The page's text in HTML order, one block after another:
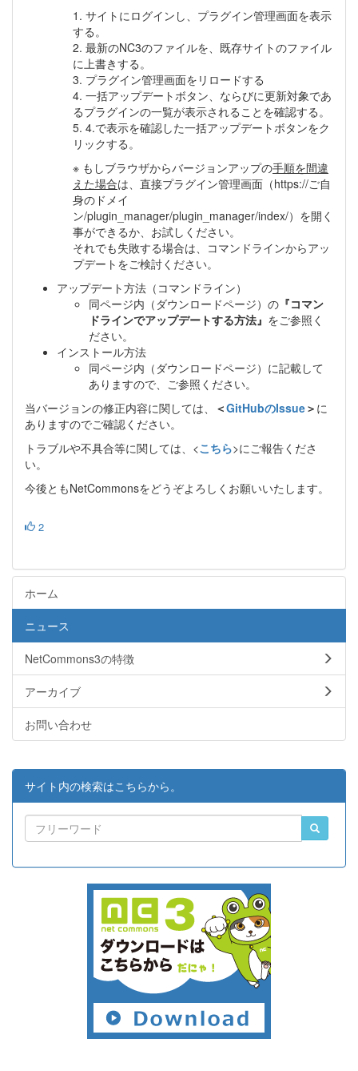
1. サイトにログインし、プラグイン管理画面を表示
する。
2. 最新のNC3のファイルを、既存サイトのファイル
に上書きする。
3. プラグイン管理画面をリロードする
4. 一括アップデートボタン、ならびに更新対象であ
るプラグインの一覧が表示されることを確認する。
5. 4.で表示を確認した一括アップデートボタンをク
リックする。
※ もしブラウザからバージョンアップの手順を間違
えた場合は、直接プラグイン管理画面（https://ご自
身のドメイ
ン/plugin_manager/plugin_manager/index/）を開く
事ができるか、お試しください。
それでも失敗する場合は、コマンドラインからアッ
プデートをご検討ください。
アップデート方法（コマンドライン）
同ページ内（ダウンロードページ）の 『コマン
ドラインでアップデートする方法』 をご参照く
ださい。
インストール方法
同ページ内（ダウンロードページ）に記載して
ありますので、ご参照ください。
当バージョンの修正内容に関しては、
＜GitHubのIssue＞ に
ありますのでご確認ください。
トラブルや不具合等に関しては、<こちら>にご報告くださ
い。
今後ともNetCommonsをどうぞよろしくお願いいたします。
2
ホーム
ニュース
NetCommons3の特徴
アーカイブ
お問い合わせ
サイト内の検索はこちらから。